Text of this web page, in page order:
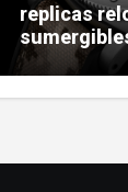
replicas
SEALs